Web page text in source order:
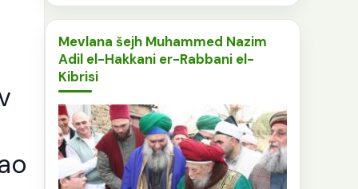
Mevlana šejh Muhammed Nazim
Adil el-Hakkani er-Rabbani el-
Kibrisi